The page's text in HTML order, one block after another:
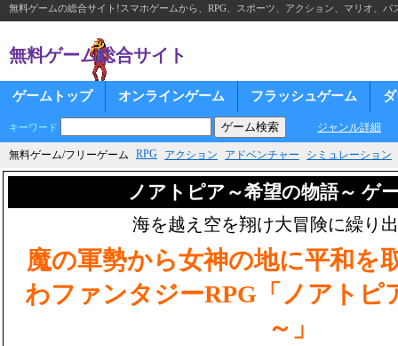
無料ゲームの総合サイト!スマホゲームから、RPG、スポーツ、アクション、マリオ、
無料ゲーム総合サイト
ゲームトップ オンラインゲーム フラッシュゲーム
キーワード ジャンル詳細
無料ゲーム/フリーゲーム RPG アクション アドベンチャー シミュレーション
ノアトピア～希望の物語～ ゲ
海を越え空を翔け大冒険に繰り
魔の軍勢から女神の地に平和を
わファンタジーRPG「ノアトピ
～」